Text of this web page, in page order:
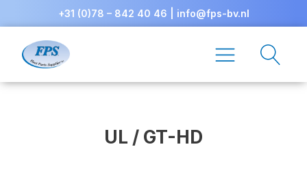
+31 (0)78 – 842 40 46 info@fps-bv.nl
UL / GT-HD